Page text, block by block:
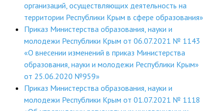
организаций, осуществляющих деятельность на
территории Республики Крым в сфере образования»
Приказ Министерства образования, науки и
молодежи Республики Крым от 06.07.2021 № 1143
«О внесении изменений в приказ Министерства
образования, науки и молодежи Республики Крым»
от 25.06.2020 №959»
Приказ Министерства образования, науки и
молодежи Республики Крым от 01.07.2021 № 1118